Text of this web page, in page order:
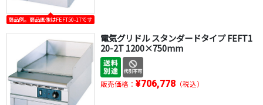
商品例。商品画像はFEFT50-1Tです
電気グリドル スタンダードタイプ FEFT1
20-2T 1200×750mm
販売価格： ¥706,778（税込）